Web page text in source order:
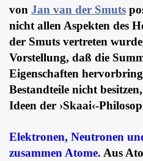
von Jan van der Smuts
nicht allen Aspekten des
der Smuts vertreten
Vorstellung, daß die
Eigenschaften
Bestandteile nicht
Ideen der ›Skaai‹-
Elektronen, Neutronen
zusammen Atome. Aus